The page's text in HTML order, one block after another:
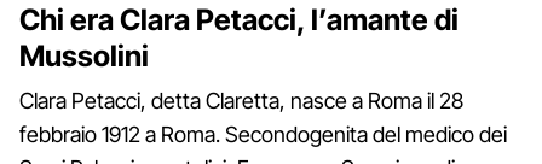
Chi era Clara Petacci, l’amante di
Mussolini
Clara Petacci, detta Claretta, nasce a Roma il 28
febbraio 1912 a Roma. Secondogenita del medico dei